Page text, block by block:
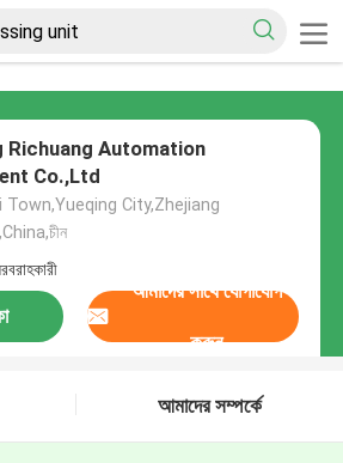
Richuang Automation
Co.,Ltd
Town,Yueqing City,Zhejiang
আমাদের সাথে যোগাযোগ
করুন
আমাদের সম্পর্কে